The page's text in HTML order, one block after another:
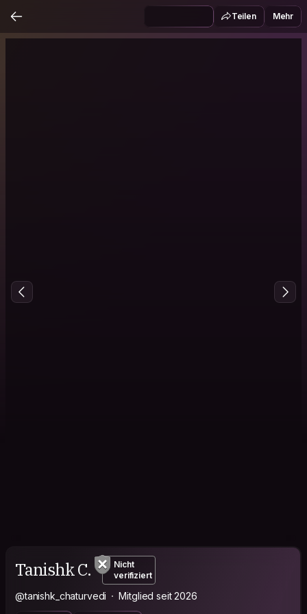
Teilen Mehr
Tanishk C.
Nicht
verifiziert
@tanishk_chaturvedi Mitglied seit 2026